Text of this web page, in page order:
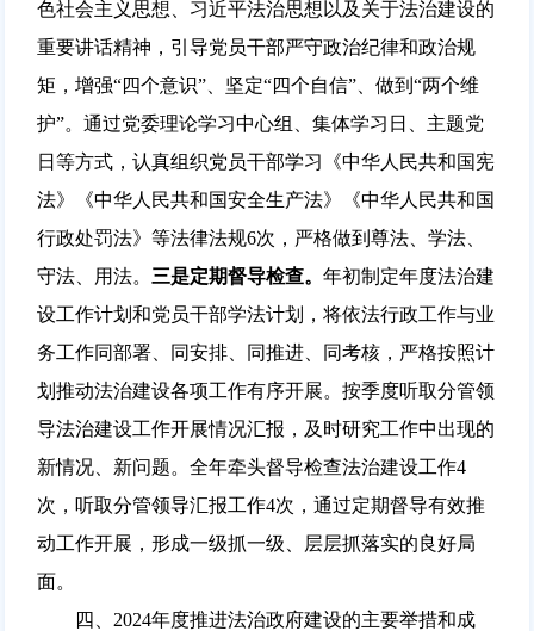
色社会主义思想、习近平法治思想以及关于法治建设的
重要讲话精神，引导党员干部严守政治纪律和政治规
矩，增强“四个意识”、坚定“四个自信”、做到“两个维
护”。通过党委理论学习中心组、集体学习日、主题党
日等方式，认真组织党员干部学习《中华人民共和国宪
法》《中华人民共和国安全生产法》《中华人民共和国
行政处罚法》等法律法规6次，严格做到尊法、学法、
守法、用法。 三是定期督导检查。 年初制定年度法治建
设工作计划和党员干部学法计划，将依法行政工作与业
务工作同部署、同安排、同推进、同考核，严格按照计
划推动法治建设各项工作有序开展。按季度听取分管领
导法治建设工作开展情况汇报，及时研究工作中出现的
新情况、新问题。全年牵头督导检查法治建设工作4
次，听取分管领导汇报工作4次，通过定期督导有效推
动工作开展，形成一级抓一级、层层抓落实的良好局
面。
四、2024年度推进法治政府建设的主要举措和成